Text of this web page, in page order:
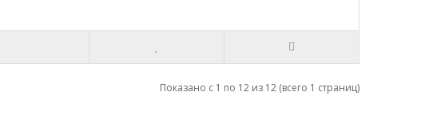
Показано с 1 по 12 из 12 (всего 1 страниц)